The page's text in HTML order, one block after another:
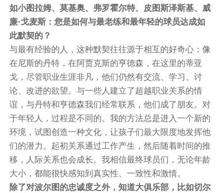
如小图拉姆、莫基奥、弗罗霍尔特、皮图斯泽斯基、威
廉·戈麦斯：您是如何与最老练和最年轻的球员达成如
此默契的？
与最有经验的人，这种默契往往源于相互的好奇心：像
在尼斯的丹特，在阿贾克斯的亨德森，在这里的蒂亚
戈，尽管职业生涯非凡，他们仍然有交流、学习、讨
论、改进的欲望。与一些人建立了超越职业关系的情
谊，与丹特和亨德森我们经常联系，他们成了朋友。对
于年轻人，过程是不同的。我的方法总是进入一个新的
环境，试图创造一种文化，让孩子们最大限度地发挥他
们的潜力。起初关系通过工作产生，然后随着时间的推
移，人际关系也会成长。我相信最终球员们，无论年龄
大小，都能很快感知到真实性、一致性和激情。
除了对波尔图的忠诚度之外，知道大俱乐部，比如切尔